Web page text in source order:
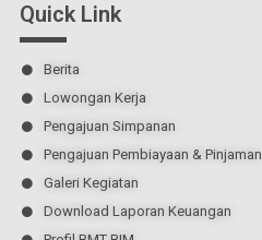
Quick Link
Berita
Lowongan Kerja
Pengajuan Simpanan
Pengajuan Pembiayaan & Pinjaman
Galeri Kegiatan
Download Laporan Keuangan